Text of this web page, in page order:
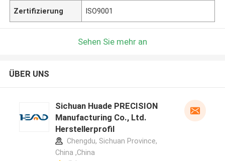
Zertifizierung ISO9001
Sehen Sie mehr an
ÜBER UNS
Sichuan Huade PRECISION
Manufacturing Co., Ltd.
Herstellerprofil
Chengdu, Sichuan Province,
China ,China